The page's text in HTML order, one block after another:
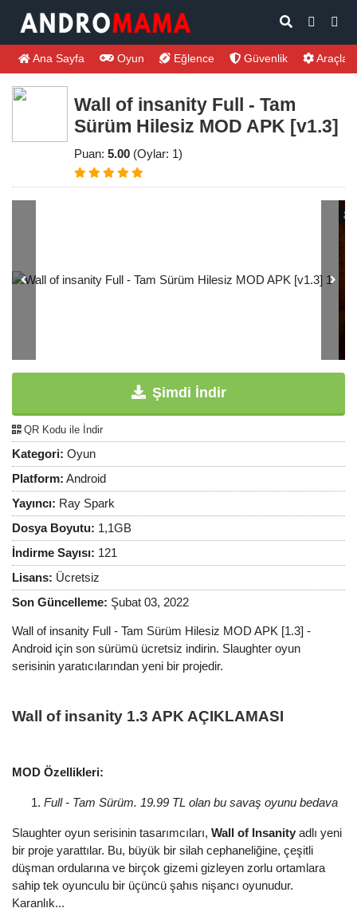
Ana Sayfa Oyun Eğlence Güvenlik Araçlar
Wall of insanity Full - Tam
Sürüm Hilesiz MOD APK [v1.3]
Puan: 5.00 (Oylar: 1)
Şimdi İndir
QR Kodu ile İndir
Kategori: Oyun
Platform: Android
Yayıncı: Ray Spark
Dosya Boyutu: 1,1GB
İndirme Sayısı: 121
Lisans: Ücretsiz
Son Güncelleme: Şubat 03, 2022
Wall of insanity Full - Tam Sürüm Hilesiz MOD APK [1.3] -
Android için son sürümü ücretsiz indirin. Slaughter oyun
serisinin yaratıcılarından yeni bir projedir.
Wall of insanity 1.3 APK AÇIKLAMASI
MOD Özellikleri:
Full - Tam Sürüm. 19.99 TL olan bu savaş oyunu bedava
Slaughter oyun serisinin tasarımcıları, Wall of Insanity adlı yeni
bir proje yarattılar. Bu, büyük bir silah cephaneliğine, çeşitli
düşman ordularına ve birçok gizemi gizleyen zorlu ortamlara
sahip tek oyunculu bir üçüncü şahıs nişancı oyunudur.
Karanlık...